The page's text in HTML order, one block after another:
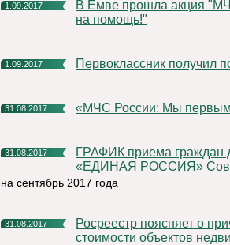
1.09.2017
В Емве прошла акция "МЧС России: Мы первыми приходим
на помощь!"
1.09.2017 Первоклассник получил
31.08.2017 «МЧС России: Мы
31.08.2017
ГРАФИК приема граждан депутатской группой Партии
«ЕДИНАЯ РОССИЯ»
на сентябрь 2017 года
31.08.2017
Росреестр поясняет о причинах изменения кадастровой
стоимости объектов